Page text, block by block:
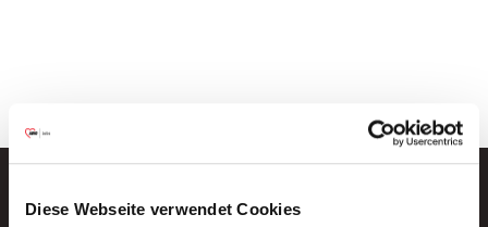
Diese Webseite verwendet Cookies